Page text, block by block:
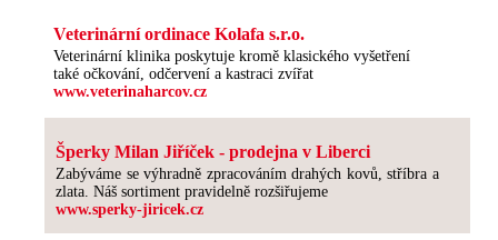
Veterinární ordinace Kolafa s.r.o.
Veterinární klinika poskytuje kromě klasického vyšetření
také očkování, odčervení a kastraci zvířat
www.veterinaharcov.cz
Šperky Milan Jiříček - prodejna v Liberci
Zabýváme se výhradně zpracováním drahých kovů, stříbra a
zlata. Náš sortiment pravidelně rozšiřujeme
www.sperky-jiricek.cz